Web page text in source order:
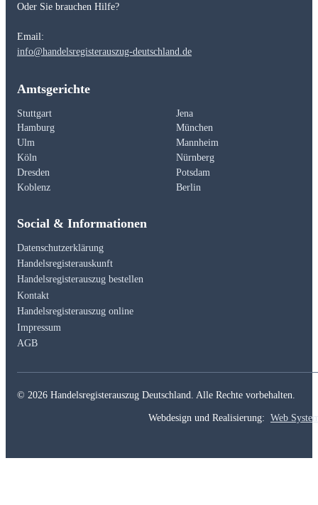
Oder Sie brauchen Hilfe?
Email:
info@handelsregisterauszug-deutschland.de
Amtsgerichte
Stuttgart
Jena
Hamburg
München
Ulm
Mannheim
Köln
Nürnberg
Dresden
Potsdam
Koblenz
Berlin
Social & Informationen
Datenschutzerklärung
Handelsregisterauskunft
Handelsregisterauszug bestellen
Kontakt
Handelsregisterauszug online
Impressum
AGB
© 2026 Handelsregisterauszug Deutschland. Alle Rechte vorbehalten.
Webdesign und Realisierung: Web